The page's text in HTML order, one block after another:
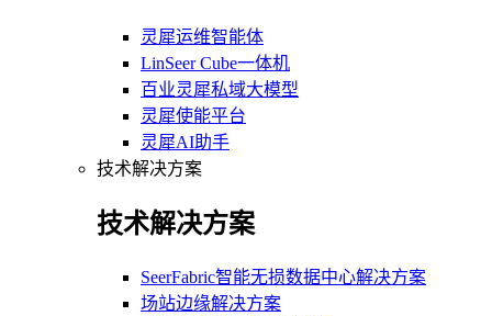
灵犀运维智能体
LinSeer Cube一体机
百业灵犀私域大模型
灵犀使能平台
灵犀AI助手
技术解决方案
技术解决方案
SeerFabric智能无损数据中心解决方案
场站边缘解决方案